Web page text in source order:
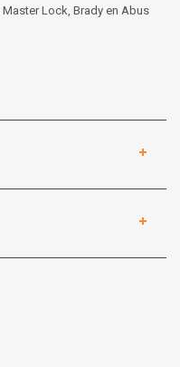
Lock, Brady en Abus